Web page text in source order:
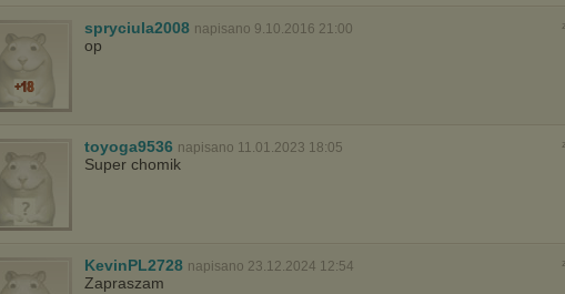
spryciula2008 napisano 9.10.2016 21:00
op
toyoga9536 napisano 11.01.2023 18:05
Super chomik
KevinPL2728 napisano 23.12.2024 12:54
Zapraszam